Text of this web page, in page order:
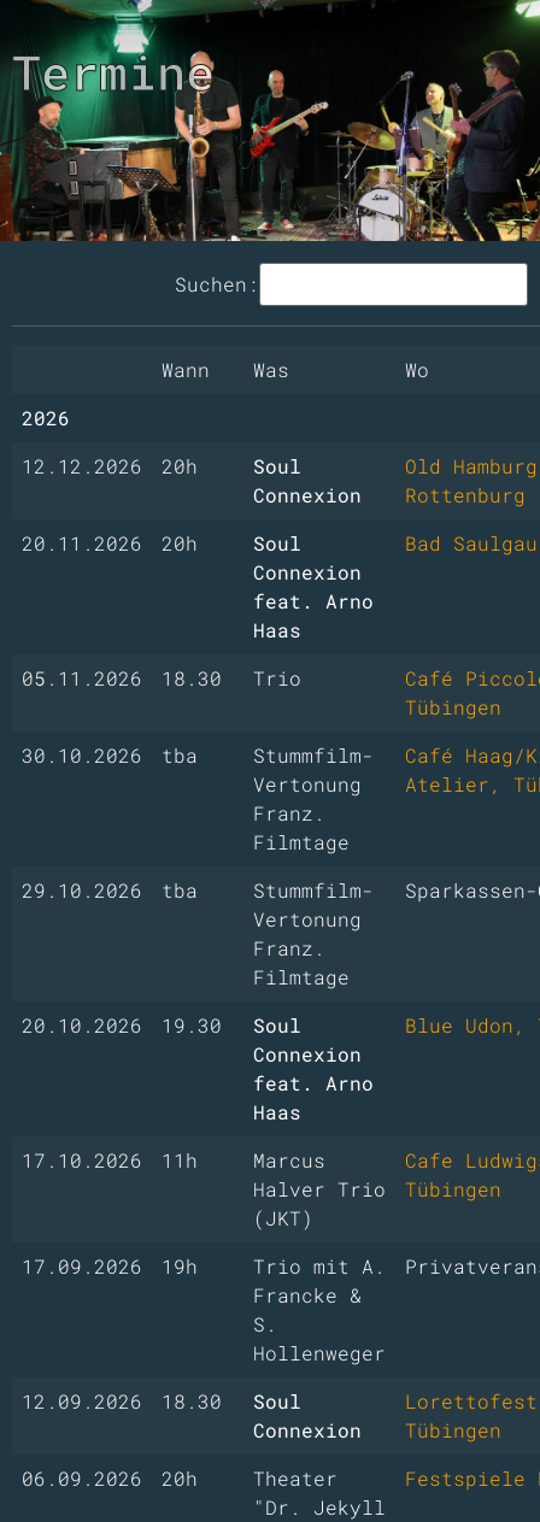
Termine
Suchen:
Wann Was
Wo
2026
12.12.2026
20h
Soul
Connexion
Old
Rottenburg
20.11.2026
20h
Soul
Connexion
feat. Arno
Haas
Bad Saulgau
05.11.2026 18.30 Trio
Café
Tübingen
30.10.2026
tba
Stummfilm-
Vertonung
Franz.
Filmtage
Café Haag/
Atelier,
29.10.2026 tba
Stummfilm-
Vertonung
Franz.
Filmtage
20.10.2026 19.30
Soul
Connexion
feat. Arno
Haas
Blue Udon,
17.10.2026 11h
Marcus
Halver Trio
(JKT)
Cafe
Tübingen
17.09.2026 19h
Trio mit A.
Francke &
S.
Hollenweger
12.09.2026 18.30
Soul
Connexion
Tübingen
06.09.2026
20h
Theater
"Dr. Jekyll
Festspiele